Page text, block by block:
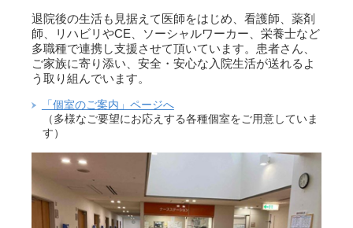
退院後の生活も見据えて医師をはじめ、看護師、薬剤
師、リハビリやCE、ソーシャルワーカー、栄養士など
多職種で連携し支援させて頂いています。患者さん、
ご家族に寄り添い、安全・安心な入院生活が送れるよ
う取り組んでいます。
「個室のご案内」ページへ
（多様なご要望にお応えする各種個室をご用意していま
す）